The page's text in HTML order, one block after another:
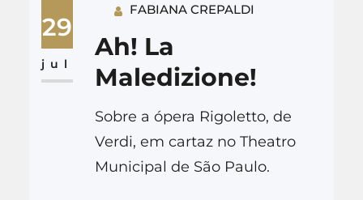
29
jul
FABIANA CREPALDI
Ah! La
Maledizione!
Sobre a ópera Rigoletto, de
Verdi, em cartaz no Theatro
Municipal de São Paulo.